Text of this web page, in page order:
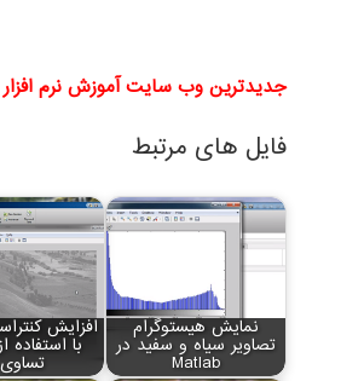
جدیدترین وب سایت آموزش نرم افزار MATLAB
فایل های مرتبط
نمایش هیستوگرام
تصاویر سیاه و سفید در
Matlab
افزایش
با استفاده